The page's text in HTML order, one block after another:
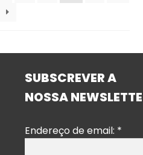
SUBSCREVER A
NOSSA
Endereço de email: *